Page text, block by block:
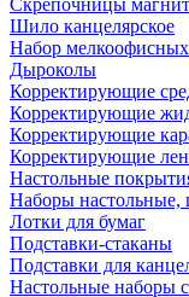
Скрепочницы
Шило канцелярское
Набор
Дыроколы
Корректирующие
Корректирующие
Корректирующие
Корректирующие
Настольные
Наборы настольные,
Лотки для бумаг
Подставки-стаканы
Подставки для
Настольные наборы